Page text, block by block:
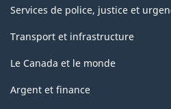
Services de police, justice et
Transport et infrastructure
Le Canada et le monde
Argent et finance